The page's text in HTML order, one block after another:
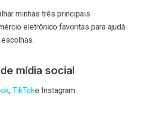
minhas três principais
eletrônico favoritas para ajudá-
mídia social
, TikToke Instagram.